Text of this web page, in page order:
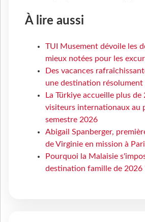
À lire aussi
TUI Musement dévoile les
mieux notées pour les
Des vacances
une destination résolument
La Türkiye accueille plus
visiteurs internationaux au
semestre 2026
Abigail Spanberger,
de Virginie en mission à
Pourquoi la Malaisie
destination famille de 2026